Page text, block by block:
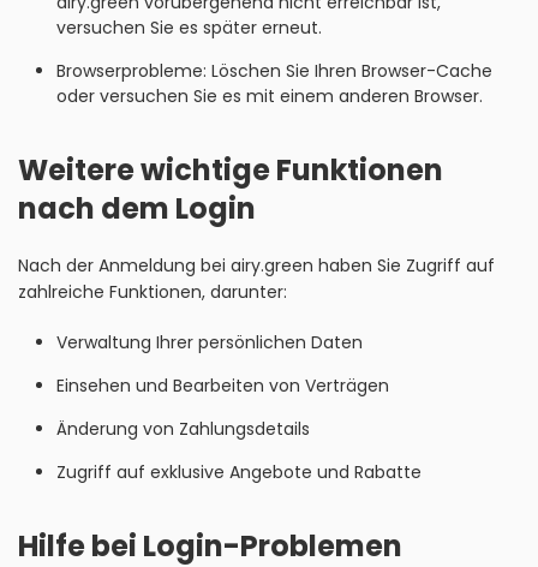
versuchen Sie es später erneut.
Browserprobleme: Löschen Sie Ihren Browser-Cache
oder versuchen Sie es mit einem anderen Browser.
Weitere wichtige Funktionen
nach dem Login
Nach der Anmeldung bei airy.green haben Sie Zugriff auf
zahlreiche Funktionen, darunter:
Verwaltung Ihrer persönlichen Daten
Einsehen und Bearbeiten von Verträgen
Änderung von Zahlungsdetails
Zugriff auf exklusive Angebote und Rabatte
Hilfe bei Login-Problemen